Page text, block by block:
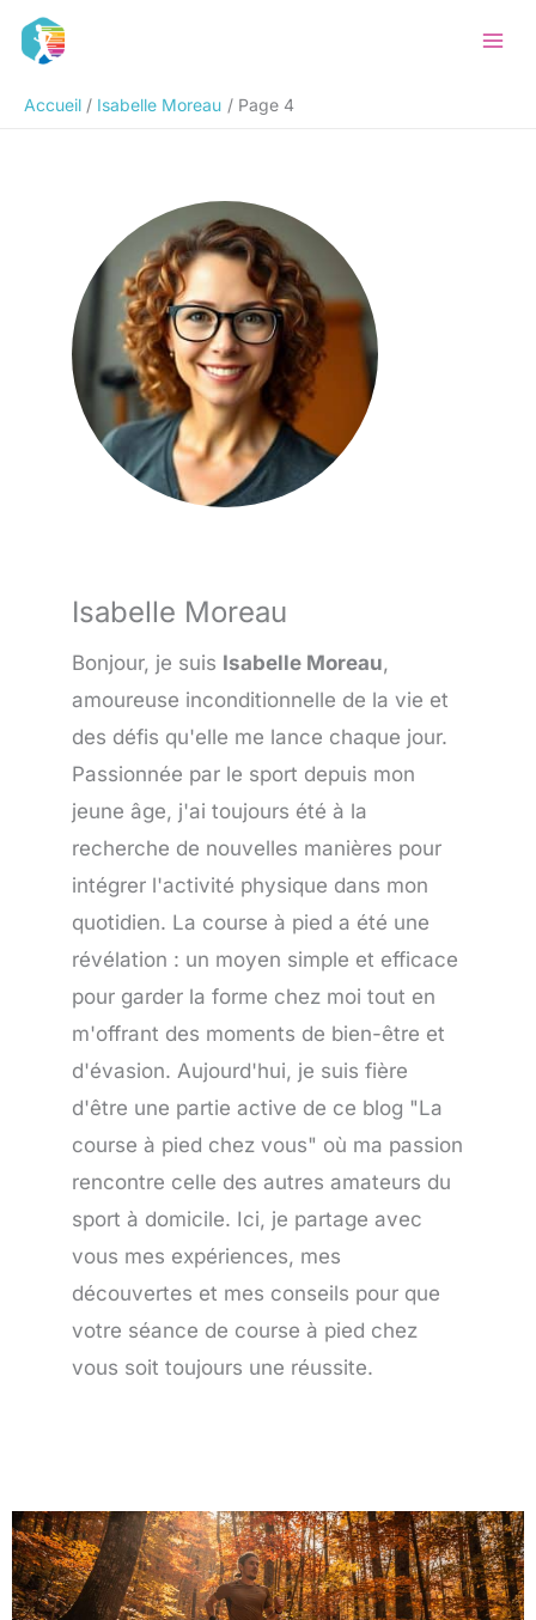
Accueil
Isabelle Moreau Page 4
Isabelle Moreau
Bonjour, je suis Isabelle Moreau,
amoureuse inconditionnelle de la vie et
des défis qu'elle me lance chaque jour.
Passionnée par le sport depuis mon
jeune âge, j'ai toujours été à la
recherche de nouvelles manières pour
intégrer l'activité physique dans mon
quotidien. La course à pied a été une
révélation : un moyen simple et efficace
pour garder la forme chez moi tout en
m'offrant des moments de bien-être et
d'évasion. Aujourd'hui, je suis fière
d'être une partie active de ce blog "La
course à pied chez vous" où ma passion
rencontre celle des autres amateurs du
sport à domicile. Ici, je partage avec
vous mes expériences, mes
découvertes et mes conseils pour que
votre séance de course à pied chez
vous soit toujours une réussite.